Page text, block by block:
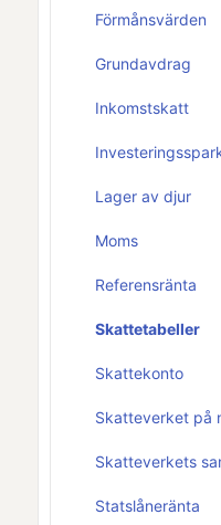
Förmånsvärden
Grundavdrag
Inkomstskatt
Lager av djur
Moms
Referensränta
Skattetabeller
Skattekonto
Skatteverket på
Skatteverkets
Statslåneränta